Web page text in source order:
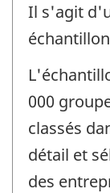
Il s'agit
000
classés
détail et
des